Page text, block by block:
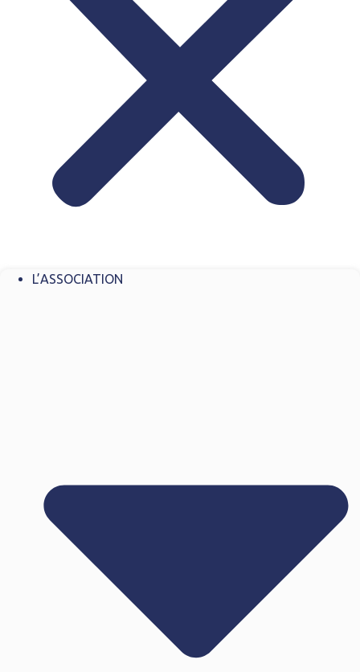
L’ASSOCIATION